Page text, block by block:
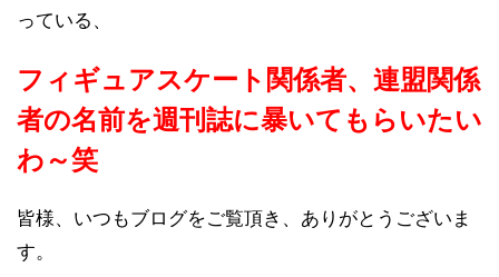
っている、
フィギュアスケート関係者、連盟関係
者の名前を週刊誌に暴いてもらいたい
わ～笑
皆様、いつもブログをご覧頂き、ありがとうございま
す。